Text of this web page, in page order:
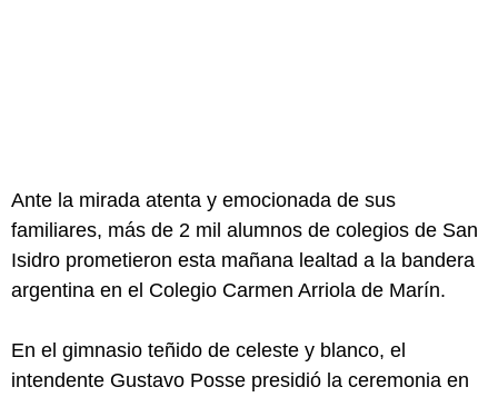
Ante la mirada atenta y emocionada de sus
familiares, más de 2 mil alumnos de colegios de San
Isidro prometieron esta mañana lealtad a la bandera
argentina en el Colegio Carmen Arriola de Marín.
En el gimnasio teñido de celeste y blanco, el
intendente Gustavo Posse presidió la ceremonia en